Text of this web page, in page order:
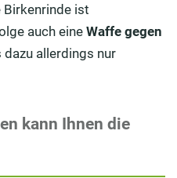
Birkenrinde ist
auch eine Waffe gegen
dazu allerdings nur
kann Ihnen die